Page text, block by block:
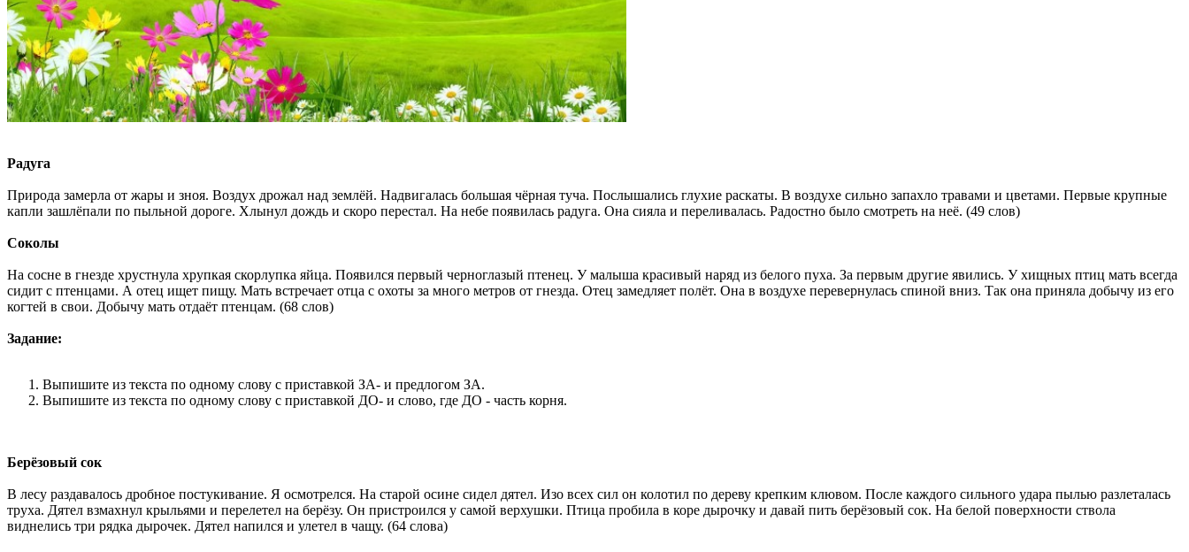
Радуга
Природа замерла от жары и зноя. Воздух дрожал над землёй. Надвигалась большая чёрная туча. Послышались глухие раскаты. В воздухе сильно запахло травами и цветами. Первые крупные
капли зашлёпали по пыльной дороге. Хлынул дождь и скоро перестал. На небе появилась радуга. Она сияла и переливалась. Радостно было смотреть на неё. (49 слов)
Соколы
На сосне в гнезде хрустнула хрупкая скорлупка яйца. Появился первый черноглазый птенец. У малыша красивый наряд из белого пуха. За первым другие явились. У хищных птиц мать всегда
сидит с птенцами. А отец ищет пищу. Мать встречает отца с охоты за много метров от гнезда. Отец замедляет полёт. Она в воздухе перевернулась спиной вниз. Так она приняла добычу из его
когтей в свои. Добычу мать отдаёт птенцам. (68 слов)
Задание:
Выпишите из текста по одному слову с приставкой ЗА- и предлогом ЗА.
Выпишите из текста по одному слову с приставкой ДО- и слово, где ДО - часть корня.
Берёзовый сок
В лесу раздавалось дробное постукивание. Я осмотрелся. На старой осине сидел дятел. Изо всех сил он колотил по дереву крепким клювом. После каждого сильного удара пылью разлеталась
труха. Дятел взмахнул крыльями и перелетел на берёзу. Он пристроился у самой верхушки. Птица пробила в коре дырочку и давай пить берёзовый сок. На белой поверхности ствола
виднелись три рядка дырочек. Дятел напился и улетел в чащу. (64 слова)